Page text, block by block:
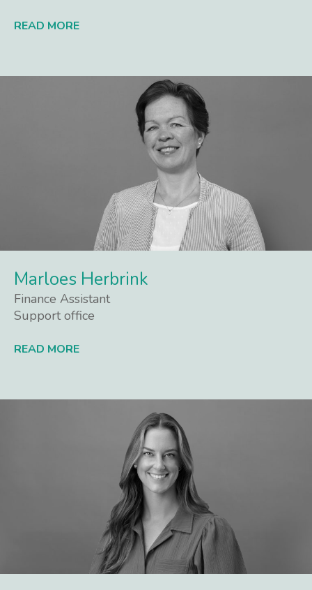
READ MORE
Marloes Herbrink
Finance Assistant
Support office
READ MORE